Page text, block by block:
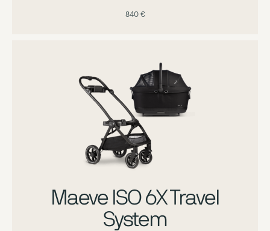
840 €
Maeve ISO 6X Travel
System